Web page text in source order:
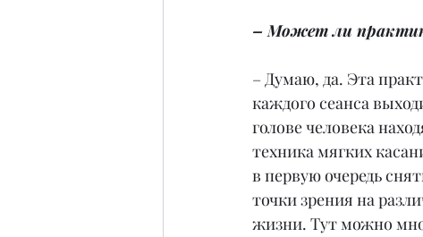
– Может ли
– Думаю, да. Эта
каждого сеанса
голове человека
техника мягких
в первую очередь
точки зрения на
жизни. Тут можно